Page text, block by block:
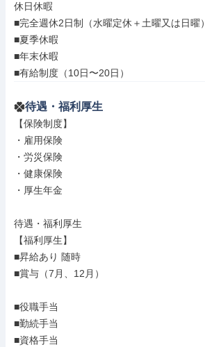
休日休暇
■完全週休2日制（水曜定休＋土曜又は日曜）
■夏季休暇
■年末休暇
■有給制度（10日〜20日）
待遇・福利厚生
【保険制度】
・雇用保険
・労災保険
・健康保険
・厚生年金
待遇・福利厚生
【福利厚生】
■昇給あり 随時
■賞与（7月、12月）
■役職手当
■勤続手当
■資格手当